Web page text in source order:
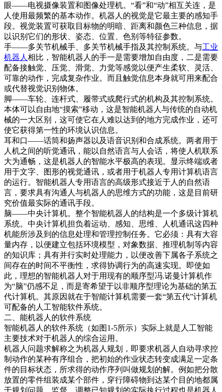
眼——电视摄像装置和图像处理机。“看”和“动”相互关连，是
人使用最频繁的基本动作。机器人的视觉是它最主要的感知手
段。视觉装置可获取目标物的明暗、距离和颜色三种信息，据
以识别它们的形状、姿态、位置、色别等特征参数。
手——多关节机械手、多关节机械手指及其控制系统。与工业
机器人 相比，智能机器人的手一是需要增加自由度，二是需要
配备接触觉、压觉、滑觉、力觉等感觉以便产生柔软、灵活、
可靠的动作，完成复杂作业。而且触觉信息本身就可用来配合
或代替视觉识别物体。
脚——车轮、连杆式、履带式或爬行式的机构及其控制系统。
本体可以自由地“摸索”移动，这是智能机器人与传统的自动机
械的一大区别，这可使它在人难以达到的地方完成作业，还可
使它获得第一性的环境认识信息。
耳和口——话筒和扬声器以及语音识别和合成系统。两者用于
人机之间的听觉通讯，能以自然语言与人会话，将使人机联系
大为通畅，这是机器人的智能水平极高的表现。显示终端或者
用于文字、图形的视觉通讯，或者用于机器人专用计算机语言
的运行。智能机器人专用语言的高级形式接近于人的自然语
言，要求具有沟通人与机器人的思维方式的功能，这是目前研
究价值最实际的通讯手段。
脑——中央计算机。整个智能机器人的结构是一个多级计算机
系统。中央计算机担负着运动、感知、思维、人机通讯这四种
机能所涉及到的信息处理和管理控制任务。它必须：具有大容
量内存，以便建立包括环境模型，对象数据、推理机制等内容
的知识库；具有并行实时处理能力，以便改善下属各子系统之
间存在的时间不平衡性，求得协调行为的高速实现。即使如
此，理想的智能机器人对于用现有的顺序型冯.诺曼计算机作
为“脑”仍感不足，而是寄希望于以非顺序型理论为基础的第五
代计算机。其原因就在于智能计算机需要一套“第五代”计算机
可配备的人工智能软件系统。
二、能机器人的软件系统
智能机器人的软件系统（如图1-5所示）实际上就是人工智能
主要技术对于机器人的综合运用。
机器人问题求解称之为机器人规划，即要求机器人自动寻求控
制动作的某种有序组合，把初始的作业状态转变成满足一定条
件的目标状态，所求得的动作序列叫做规划的解。例如把分散
放置的零件组装成某个部件，穿行障碍物到达某个目的地都属
于规划问题。监督、调整已知规划的实际执行过程也是机器人